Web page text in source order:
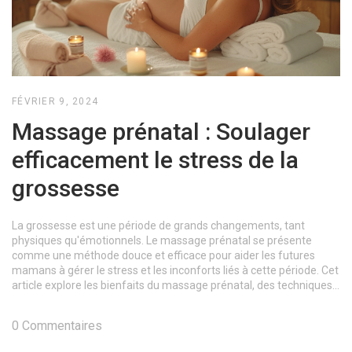
FÉVRIER 9, 2024
Massage prénatal : Soulager
efficacement le stress de la
grossesse
La grossesse est une période de grands changements, tant
physiques qu'émotionnels. Le massage prénatal se présente
comme une méthode douce et efficace pour aider les futures
mamans à gérer le stress et les inconforts liés à cette période. Cet
article explore les bienfaits du massage prénatal, des techniques
bénéfique à votre routine de grossesse pour améliorer votre bien-
0 Commentaires